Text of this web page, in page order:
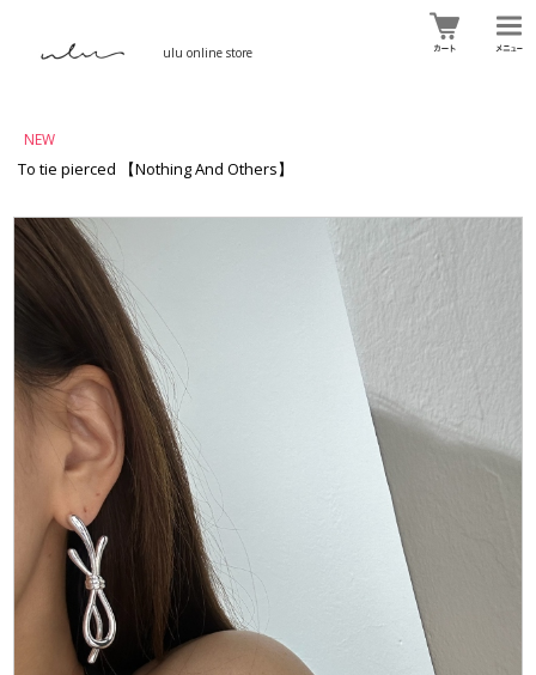
ulu online store
NEW
To tie pierced 【Nothing And Others】